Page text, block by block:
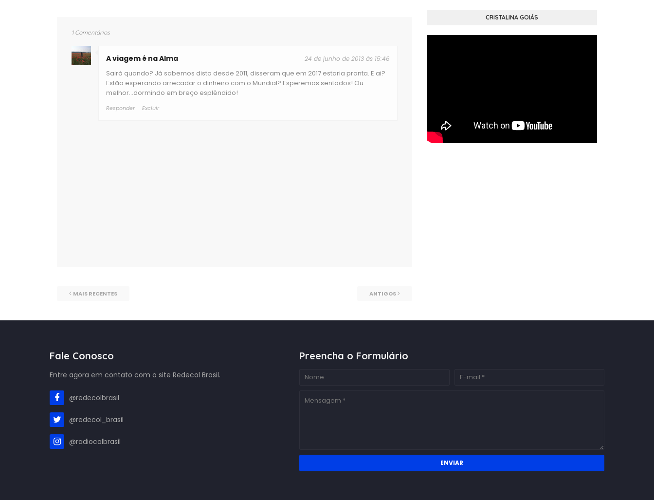
1 Comentários
A viagem é na Alma 24 de junho de 2013 às 15:46
Sairá quando? Já sabemos disto desde 2011, disseram que em 2017 estaria pronta. E ai?
Estão esperando arrecadar o dinheiro com o Mundial? Esperemos sentados! Ou
melhor...dormindo em breço esplêndido!
Responder Excluir
MAIS RECENTES ANTIGOS
CRISTALINA GOIÁS
Fale Conosco
Entre agora em contato com o site Redecol Brasil.
@redecolbrasil
@redecol_brasil
@radiocolbrasil
Preencha o Formulário